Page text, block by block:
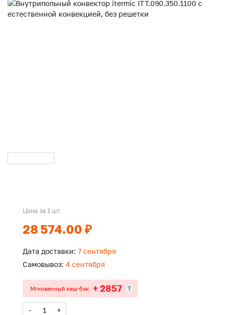
Цена за 1 шт
28 574.00 ₽
Дата доставки: 7 сентября
Самовывоз: 4 сентября
Мгновенный кеш-бэк + 2857 ?
- +